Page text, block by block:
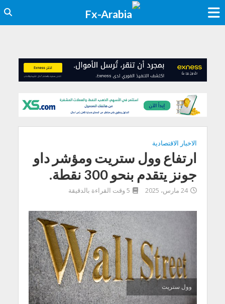
الاخبار الاقتصادية
ارتفاع وول ستريت ومؤشر داو
جونز يتقدم بنحو 300 نقطة.
24 مارس، 2025 5 وقت القراءة بالدقيقة
وول ستريت